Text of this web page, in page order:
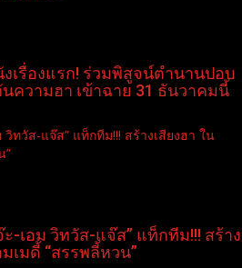
เรื่องแรก! ร่วมพิสูจน์ตำนานปอบ
ความฮา เข้าฉาย 31 ธันวาคมนี้
วิทวัส-แจ๊ส” แท็กทีม!!! สร้างเสียงฮา ใน
”
ะ-เอม วิทวัส-แจ๊ส” แท็กทีม!!! สร้าง
เมดี้ “สรรพลี้หวน”